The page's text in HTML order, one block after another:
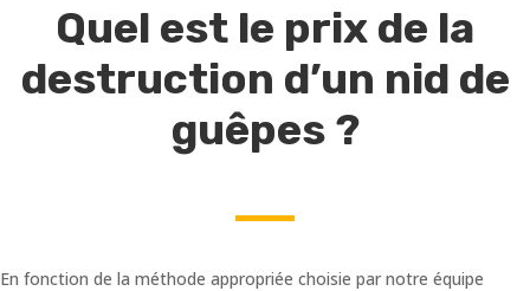
Quel est le prix de la
destruction d’un nid de
guêpes ?
En fonction de la méthode appropriée choisie par notre équipe